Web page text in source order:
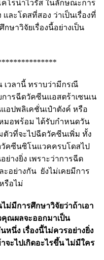
โรน่าไวรัส ในลักษณะการ
ละโดสที่สอง ว่าเป็นเรื่องที่
ษาวิจัยเรื่องนี้อย่างเป็น
เวลานี้ ทราบว่ามีกรณี
ารฉีดวัคซีนแอสตร้าเซนเน
อปพลิเคชั่นเป๋าตังค์ หรือ
มอพร้อม ได้รับกำหนดวัน
วที่จะไปฉีดวัคซีนเพิ่ม ทั้ง
คซีนซิโนแวคครบโดสไป
ย่างยิ่ง เพราะว่าการฉีด
ะอย่างกัน ยังไม่เคยมีการ
รือไม่
ม่มีการศึกษาวิจัยว่าถ้าเอา
คุณผลจะออกมาเป็น
หนึ่ง เรื่องนี้ไม่ควรอย่างยิ่ง
จะไปเกิดอะไรขึ้น ไม่มีใคร